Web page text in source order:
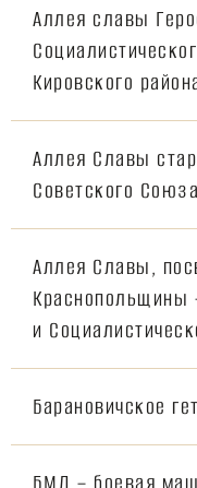
Аллея славы
Кировского
Аллея Славы
Советского Союза
Аллея Славы,
Краснопольщины
и
Барановичское